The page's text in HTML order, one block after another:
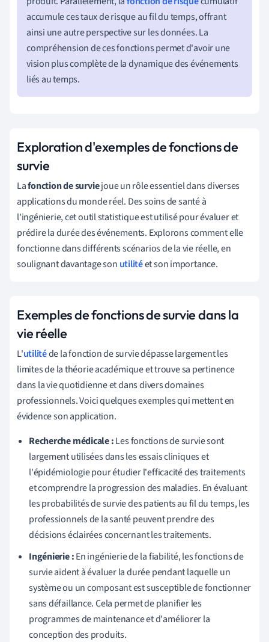
accumule ces taux de risque au fil du temps, offrant
ainsi une autre perspective sur les données. La
compréhension de ces fonctions permet d'avoir une
vision plus complète de la dynamique des événements
liés au temps.
Exploration d'exemples de fonctions de
survie
Lafonction de surviejoue un rôle essentiel dans diverses
applications du monde réel. Des soins de santé à
l'ingénierie, cet outil statistique est utilisé pour évaluer et
prédire la durée des événements. Explorons comment elle
fonctionne dans différents scénarios de la vie réelle, en
soulignant davantage son utilitéet son importance.
Exemples de fonctions de survie dans la
vie réelle
L'utilitéde la fonction de survie dépasse largement les
limites de la théorie académique et trouve sa pertinence
dans la vie quotidienne et dans divers domaines
professionnels. Voici quelques exemples qui mettent en
évidence son application.
Recherche médicale :Les fonctions de survie sont
largement utilisées dans les essais cliniques et
l'épidémiologie pour étudier l'efficacité des traitements
et comprendre la progression des maladies. En évaluant
les probabilités de survie des patients au fil du temps, les
professionnels de la santé peuvent prendre des
décisions éclairées concernant les traitements.
Ingénierie :En ingénierie de la fiabilité, les fonctions de
survie aident à évaluer la durée pendant laquelle un
système ou un composant est susceptible de fonctionner
sans défaillance. Cela permet de planifier les
programmes de maintenance et d'améliorer la
conception des produits.